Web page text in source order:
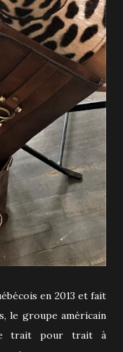
en 2013 et fait
le groupe américain
trait pour trait à